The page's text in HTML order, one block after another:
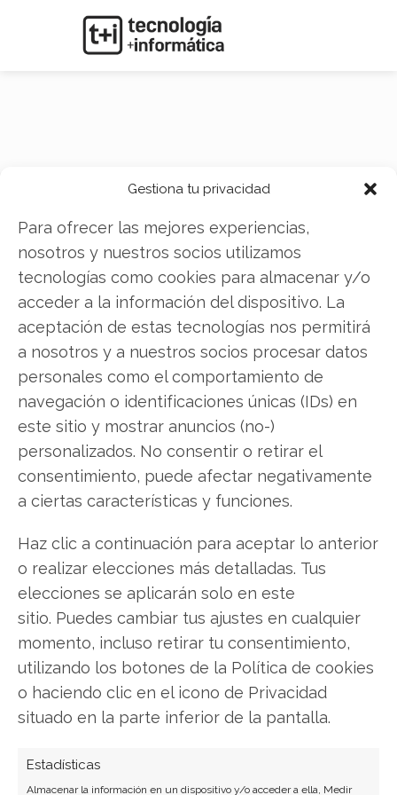
Gestiona tu privacidad
Para ofrecer las mejores experiencias,
nosotros y nuestros socios utilizamos
tecnologías como cookies para almacenar y/o
acceder a la información del dispositivo. La
aceptación de estas tecnologías nos permitirá
a nosotros y a nuestros socios procesar datos
personales como el comportamiento de
navegación o identificaciones únicas (IDs) en
este sitio y mostrar anuncios (no-)
personalizados. No consentir o retirar el
consentimiento, puede afectar negativamente
a ciertas características y funciones.
Haz clic a continuación para aceptar lo anterior
o realizar elecciones más detalladas. Tus
elecciones se aplicarán solo en este
sitio. Puedes cambiar tus ajustes en cualquier
momento, incluso retirar tu consentimiento,
utilizando los botones de la Política de cookies
o haciendo clic en el icono de Privacidad
situado en la parte inferior de la pantalla.
Estadísticas
Almacenar la información en un dispositivo y/o acceder a ella, Medir
Pharma Mar
Pharma Mar: ¿Oportunidad de
inversión ante la desconexión
bursátil?
inmersa en una fase bajista persistente que
contrasta llamativamente con sus sólidos
fundamentales empresariales La cotización de
Pharma Mar se encuentra inmersa en una fase
bajista persistente que contrasta llamativamente
con sus sólidos fundamentales empresariales.
Recientemente, la compañía biotecnológica
española ha registrado hitos…